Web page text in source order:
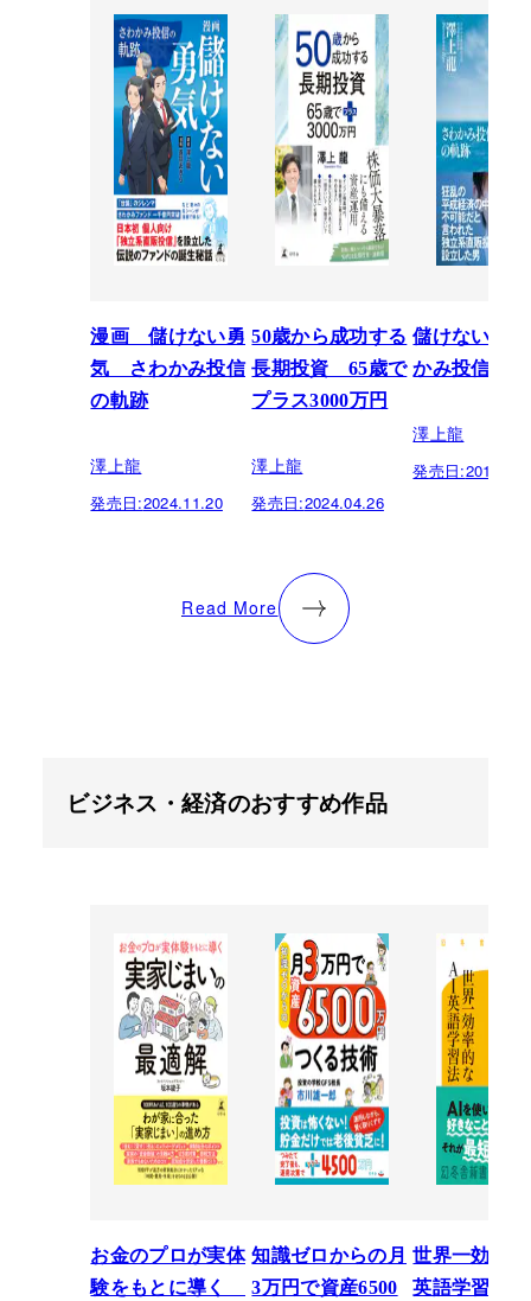
漫画 儲けない勇
気 さわかみ投信
の軌跡
澤上龍
発売日:2024.11.20
50歳から成功する
長期投資 65歳で
プラス3000万円
澤上龍
発売日:2024.04.26
儲けない勇
かみ投信の
澤上龍
発売日:
Read More
ビジネス・経済のおすすめ作品
お金のプロが実体
験をもとに導く
知識ゼロからの月
3万円で資産6500
世界一効率
英語学習法